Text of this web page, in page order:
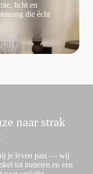
licht en
die écht
naar strak
je leven past — wij
tot inmeten en een